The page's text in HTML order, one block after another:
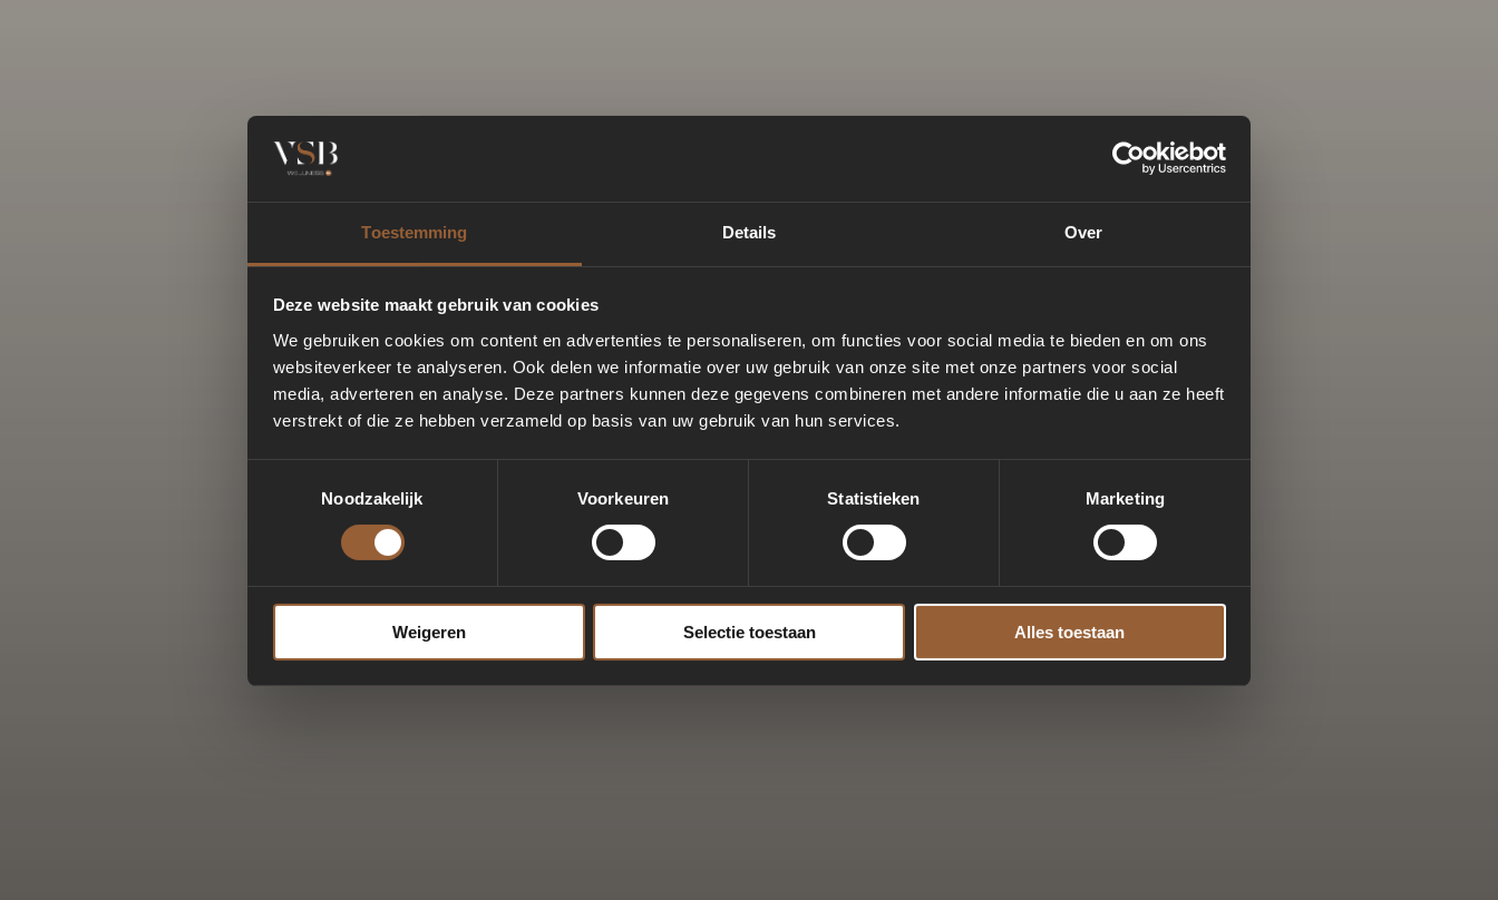
Toestemming Details Over
Deze website maakt gebruik van cookies
We gebruiken cookies om content en advertenties te personaliseren, om functies voor social media te bieden en om ons
websiteverkeer te analyseren. Ook delen we informatie over uw gebruik van onze site met onze partners voor social
media, adverteren en analyse. Deze partners kunnen deze gegevens combineren met andere informatie die u aan ze heeft
verstrekt of die ze hebben verzameld op basis van uw gebruik van hun services.
Noodzakelijk
Voorkeuren Statistieken Marketing
Weigeren Selectie toestaan Alles toestaan